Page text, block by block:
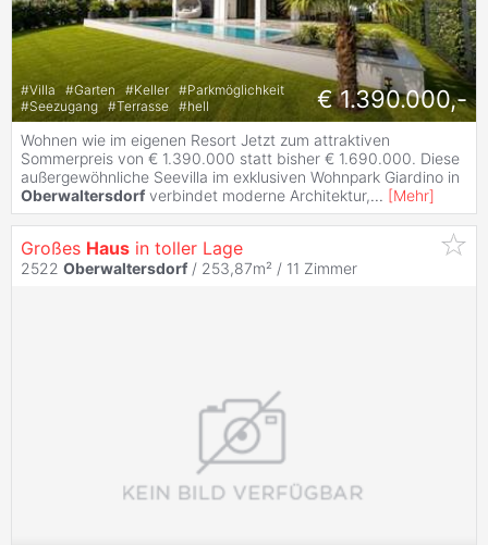
#Villa #Garten #Keller #Parkmöglichkeit
#Seezugang #Terrasse #hell € 1.390.000,-
Wohnen wie im eigenen Resort Jetzt zum attraktiven
Sommerpreis von € 1.390.000 statt bisher € 1.690.000. Diese
außergewöhnliche Seevilla im exklusiven Wohnpark Giardino in
Oberwaltersdorf verbindet moderne Architektur,... [Mehr]
Großes Haus in toller Lage
2522 Oberwaltersdorf / 253,87m² / 11 Zimmer